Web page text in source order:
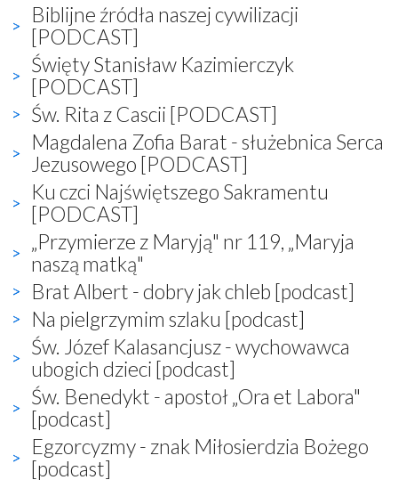
Biblijne źródła naszej cywilizacji
[PODCAST]
Święty Stanisław Kazimierczyk
[PODCAST]
Św. Rita z Cascii [PODCAST]
Magdalena Zofia Barat - służebnica Serca
Jezusowego [PODCAST]
Ku czci Najświętszego Sakramentu
[PODCAST]
„Przymierze z Maryją" nr 119, „Maryja
naszą matką"
Brat Albert - dobry jak chleb [podcast]
Na pielgrzymim szlaku [podcast]
Św. Józef Kalasancjusz - wychowawca
ubogich dzieci [podcast]
Św. Benedykt - apostoł „Ora et Labora"
[podcast]
Egzorcyzmy - znak Miłosierdzia Bożego
[podcast]